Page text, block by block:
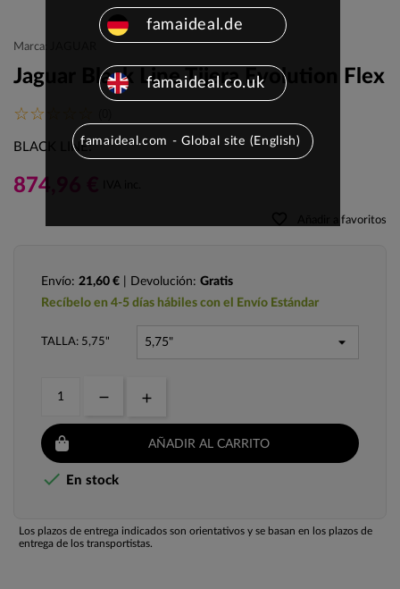
Marca: JAGUAR
Jaguar Black Line Tijera Evolution Flex
BLACK LINE:
874,96 €
Añadir a favoritos
Envío: 21,60 € | Devolución: Gratis
Recíbelo en 4-5 días hábiles con el Envío Estándar
TALLA: 5,75"
AÑADIR AL CARRITO
 En stock
Los plazos de entrega indicados son orientativos y se basan en los plazos de
entrega de los transportistas.
famaideal.de
famaideal.co.uk
famaideal.com - Global site (English)